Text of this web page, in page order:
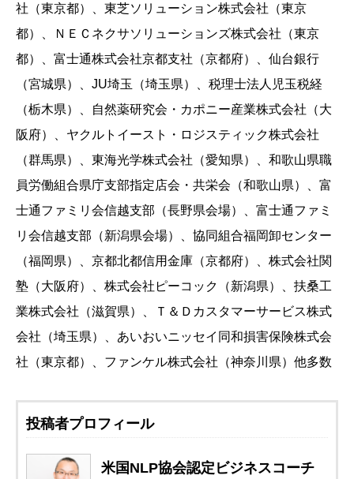
社（東京都）、東芝ソリューション株式会社（東京
都）、ＮＥＣネクサソリューションズ株式会社（東京
都）、富士通株式会社京都支社（京都府）、仙台銀行
（宮城県）、JU埼玉（埼玉県）、税理士法人児玉税経
（栃木県）、自然薬研究会・カポニー産業株式会社（大
阪府）、ヤクルトイースト・ロジスティック株式会社
（群馬県）、東海光学株式会社（愛知県）、和歌山県職
員労働組合県庁支部指定店会・共栄会（和歌山県）、富
士通ファミリ会信越支部（長野県会場）、富士通ファミ
リ会信越支部（新潟県会場）、協同組合福岡卸センター
（福岡県）、京都北都信用金庫（京都府）、株式会社関
塾（大阪府）、株式会社ピーコック（新潟県）、扶桑工
業株式会社（滋賀県）、Ｔ＆Ｄカスタマーサービス株式
会社（埼玉県）、あいおいニッセイ同和損害保険株式会
社（東京都）、ファンケル株式会社（神奈川県）他多数
投稿者プロフィール
米国NLP協会認定ビジネスコーチ